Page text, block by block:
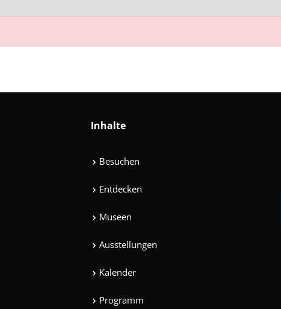
Inhalte
Besuchen
Entdecken
Museen
Ausstellungen
Kalender
Programm